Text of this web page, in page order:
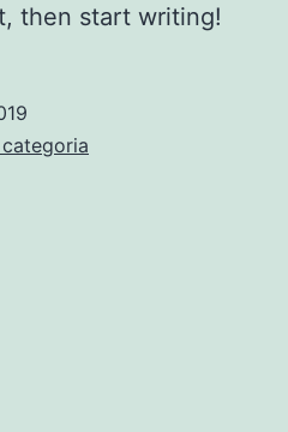
then start writing!
categoria